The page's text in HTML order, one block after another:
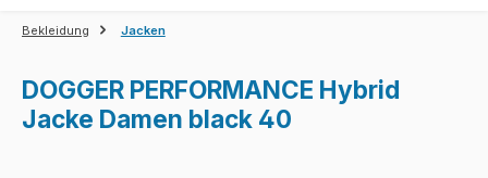
Bekleidung Jacken
DOGGER PERFORMANCE Hybrid
Jacke Damen black 40